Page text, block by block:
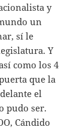
y
un
sí le
Y
como los 4
que la
el
pudo ser.
Cándido